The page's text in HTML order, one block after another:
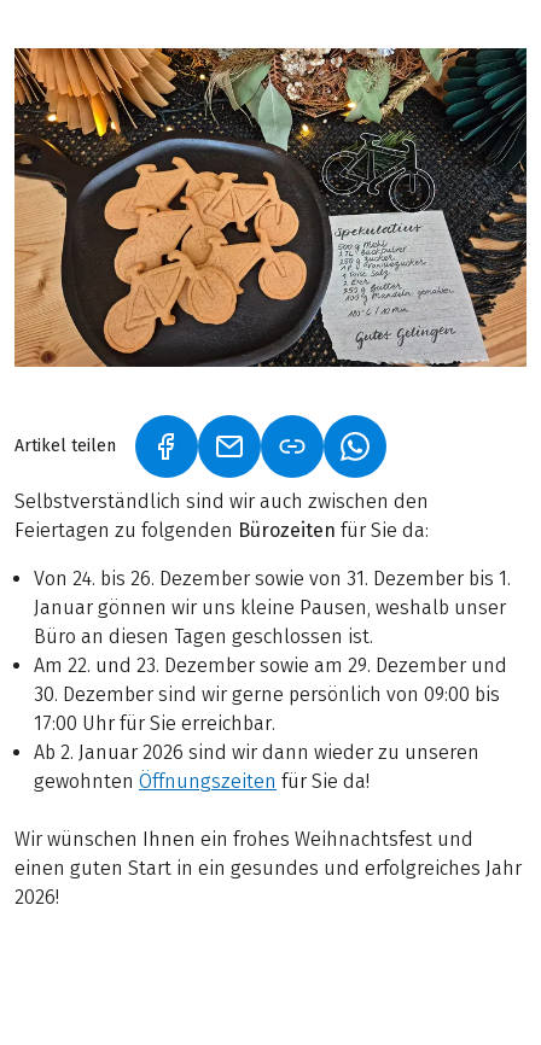
Artikel teilen (LINK ÖFFNET IN NEUEM TAB)
(LINK ÖFFNET IN NEUEM TAB)
(LINK ÖFFNET IN
Selbstverständlich sind wir auch zwischen den
Feiertagen zu folgenden Bürozeiten für Sie da:
Von 24. bis 26. Dezember sowie von 31. Dezember bis 1.
Januar gönnen wir uns kleine Pausen, weshalb unser
Büro an diesen Tagen geschlossen ist.
Am 22. und 23. Dezember sowie am 29. Dezember und
30. Dezember sind wir gerne persönlich von 09:00 bis
17:00 Uhr für Sie erreichbar.
Ab 2. Januar 2026 sind wir dann wieder zu unseren
gewohnten Öffnungszeiten für Sie da!
Wir wünschen Ihnen ein frohes Weihnachtsfest und
einen guten Start in ein gesundes und erfolgreiches Jahr
2026!